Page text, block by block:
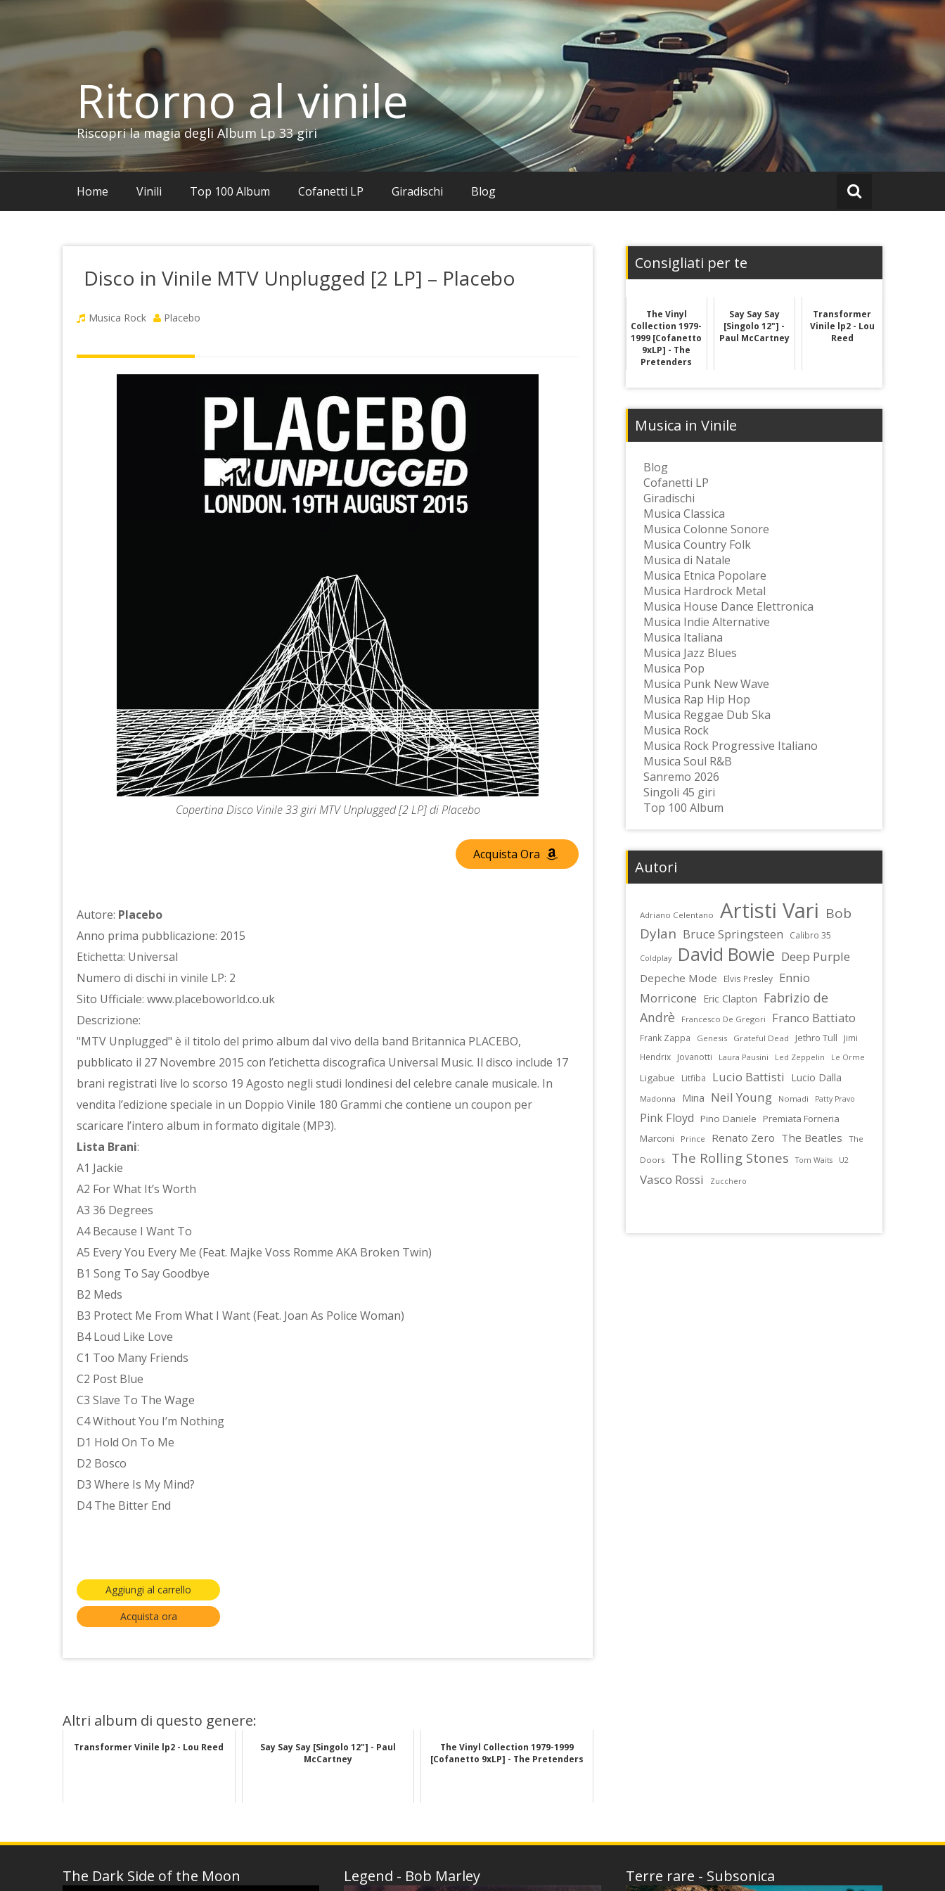
contenuto
Ritorno al vinile
Riscopri la magia degli Album Lp 33 giri
Home Vinili Top 100 Album Cofanetti LP Giradischi Blog
Disco in Vinile MTV Unplugged [2 LP] – Placebo
Musica Rock Placebo
Copertina Disco Vinile 33 giri MTV Unplugged [2 LP] di Placebo
Acquista Ora
Autore: Placebo
Anno prima pubblicazione: 2015
Etichetta: Universal
Numero di dischi in vinile LP: 2
Sito Ufficiale: www.placeboworld.co.uk
Descrizione:
"MTV Unplugged" è il titolo del primo album dal vivo della band Britannica PLACEBO,
pubblicato il 27 Novembre 2015 con l’etichetta discografica Universal Music. Il disco include 17
brani registrati live lo scorso 19 Agosto negli studi londinesi del celebre canale musicale. In
vendita l’edizione speciale in un Doppio Vinile 180 Grammi che contiene un coupon per
scaricare l’intero album in formato digitale (MP3).
Lista Brani:
A1 Jackie
A2 For What It’s Worth
A3 36 Degrees
A4 Because I Want To
A5 Every You Every Me (Feat. Majke Voss Romme AKA Broken Twin)
B1 Song To Say Goodbye
B2 Meds
B3 Protect Me From What I Want (Feat. Joan As Police Woman)
B4 Loud Like Love
C1 Too Many Friends
C2 Post Blue
C3 Slave To The Wage
C4 Without You I’m Nothing
D1 Hold On To Me
D2 Bosco
D3 Where Is My Mind?
D4 The Bitter End
Aggiungi al carrello
Acquista ora
Altri album di questo genere:
Transformer Vinile lp2 - Lou Reed
Say Say Say [Singolo 12"] - Paul
McCartney
The Vinyl Collection 1979-1999
[Cofanetto 9xLP] - The Pretenders
Consigliati per te
The Vinyl
Collection 1979-
1999 [Cofanetto
9xLP] - The
Pretenders
Say Say Say
[Singolo 12"] -
Paul McCartney
Transformer
Vinile lp2 - Lou
Reed
Musica in Vinile
Blog
Cofanetti LP
Giradischi
Musica Classica
Musica Colonne Sonore
Musica Country Folk
Musica di Natale
Musica Etnica Popolare
Musica Hardrock Metal
Musica House Dance Elettronica
Musica Indie Alternative
Musica Italiana
Musica Jazz Blues
Musica Pop
Musica Punk New Wave
Musica Rap Hip Hop
Musica Reggae Dub Ska
Musica Rock
Musica Rock Progressive Italiano
Musica Soul R&B
Sanremo 2026
Singoli 45 giri
Top 100 Album
Autori
Adriano Celentano Artisti Vari Bob
Dylan Bruce Springsteen Calibro 35
Coldplay David Bowie Deep Purple
Depeche Mode Elvis Presley
Ennio
Morricone Eric Clapton Fabrizio de
Andrè
Francesco De Gregori Franco Battiato
Frank Zappa Genesis Grateful Dead Jethro Tull
Jimi
Hendrix
Jovanotti Laura Pausini Led Zeppelin Le Orme
Ligabue Litfiba Lucio Battisti Lucio Dalla
Madonna Mina Neil Young Nomadi Patty Pravo
Pink Floyd Pino Daniele
Premiata Forneria
Marconi
Prince Renato Zero The Beatles
The
Doors
The Rolling Stones Tom Waits U2
Vasco Rossi Zucchero
The Dark Side of the Moon Legend - Bob Marley Terre rare - Subsonica